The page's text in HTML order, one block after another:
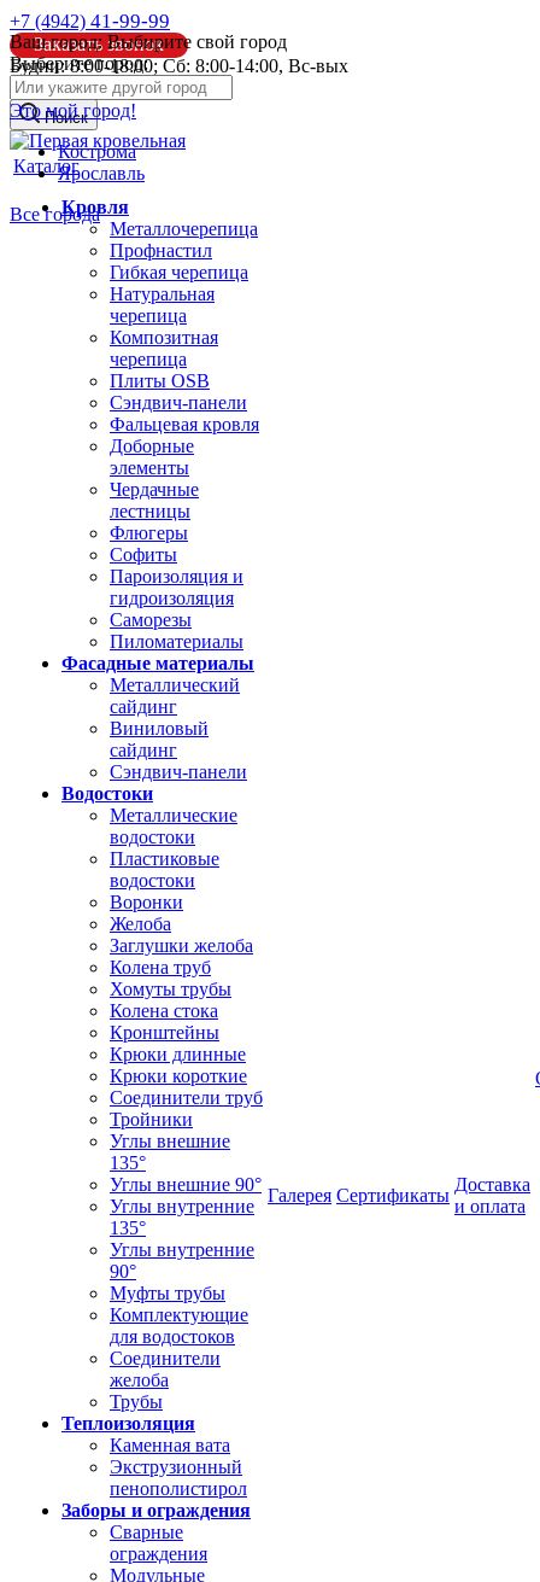
Ваш город: Выбирите свой город
Выберите город:
Это мой город!
Кострома
Ярославль
Все города
+7 (4942) 41-99-99
Заказать звонок
Будни: 8:00-18:00; Сб: 8:00-14:00, Вс-вых
info@pk44.ru
Поиск
Каталог
Кровля
Металлочерепица
Профнастил
Гибкая черепица
Натуральная
черепица
Композитная
черепица
Плиты OSB
Сэндвич-панели
Фальцевая кровля
Доборные
элементы
Чердачные
лестницы
Флюгеры
Софиты
Пароизоляция и
гидроизоляция
Саморезы
Пиломатериалы
Фасадные материалы
Металлический
сайдинг
Виниловый
сайдинг
Сэндвич-панели
Водостоки
Металлические
водостоки
Пластиковые
водостоки
Воронки
Желоба
Заглушки желоба
Колена труб
Хомуты трубы
Колена стока
Кронштейны
Крюки длинные
Крюки короткие
Соединители труб
Тройники
Углы внешние
135°
Углы внешние 90°
Углы внутренние
135°
Углы внутренние
90°
Муфты трубы
Комплектующие
для водостоков
Соединители
желоба
Трубы
Теплоизоляция
Каменная вата
Экструзионный
пенополистирол
Заборы и ограждения
Сварные
ограждения
Модульные
Галерея Сертификаты
Доставка
и оплата